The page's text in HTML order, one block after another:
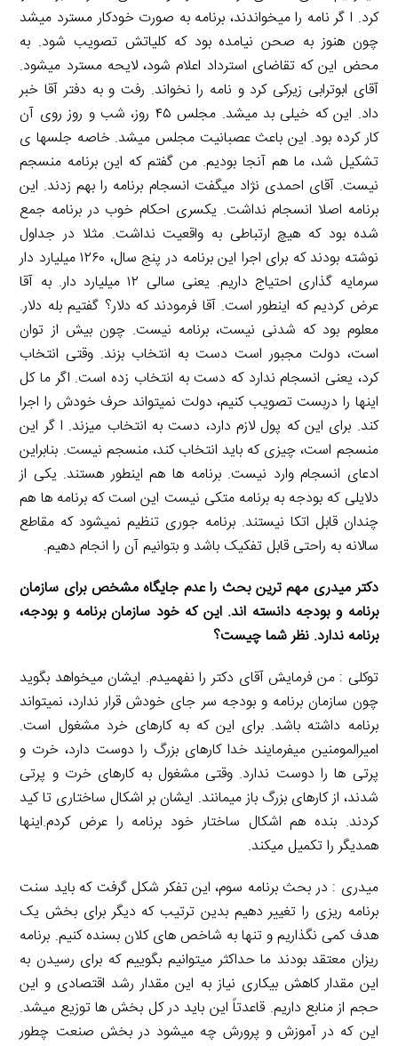
کرد. ا گر نامه را میخواندند، برنامه به صورت خودکار مسترد میشد
چون هنوز به صحن نیامده بود که کلیاتش تصویب شود. به
محض این که تقاضای استرداد اعلام شود، لایحه مسترد میشود.
آقای ابوترابی زیرکی کرد و نامه را نخواند. رفت و به دفتر آقا خبر
داد. این که خیلی بد میشد. مجلس ۴۵ روز، شب و روز روی آن
کار کرده بود. این باعث عصبانیت مجلس میشد. خاصه جلسها ی
تشکیل شد، ما هم آنجا بودیم. من گفتم که این برنامه منسجم
نیست. آقای احمدی نژاد میگفت انسجام برنامه را بهم زدند. این
برنامه اصلا انسجام نداشت. یکسری احکام خوب در برنامه جمع
شده بود که هیچ ارتباطی به واقعیت نداشت. مثلا در جداول
نوشته بودند که برای اجرا این برنامه در پنج سال، ۱۲۶۰ میلیارد دار
سرمایه گذاری احتیاج داریم. یعنی سالی ۱۲ میلیارد دار. به آقا
عرض کردیم که اینطور است. آقا فرمودند که دلار؟ گفتیم بله دلار.
معلوم بود که شدنی نیست، برنامه نیست. چون بیش از توان
است، دولت مجبور است دست به انتخاب بزند. وقتی انتخاب
کرد، یعنی انسجام ندارد که دست به انتخاب زده است. اگر ما کل
اینها را دربست تصویب کنیم، دولت نمیتواند حرف خودش را اجرا
کند. برای این که پول لازم دارد، دست به انتخاب میزند. ا گر این
منسجم است، چیزی که باید انتخاب کند، منسجم نیست. بنابراین
ادعای انسجام وارد نیست. برنامه ها هم اینطور هستند. یکی از
دلایلی که بودجه به برنامه متکی نیست این است که برنامه ها هم
چندان قابل اتکا نیستند. برنامه جوری تنظیم نمیشود که مقاطع
سالانه به راحتی قابل تفکیک باشد و بتوانیم آن را انجام دهیم.
دکتر میدری مهم ترین بحث را عدم جایگاه مشخص برای سازمان
برنامه و بودجه دانسته اند. این که خود سازمان برنامه و بودجه،
برنامه ندارد. نظر شما چیست؟
توکلی : من فرمایش آقای دکتر را نفهمیدم. ایشان میخواهد بگوید
چون سازمان برنامه و بودجه سر جای خودش قرار ندارد، نمیتواند
برنامه داشته باشد. برای این که به کارهای خرد مشغول است.
امیرالمومنین میفرمایند خدا کارهای بزرگ را دوست دارد، خرت و
پرتی ها را دوست ندارد. وقتی مشغول به کارهای خرت و پرتی
شدند، از کارهای بزرگ باز میمانند. ایشان بر اشکال ساختاری تا کید
کردند. بنده هم اشکال ساختار خود برنامه را عرض کردم.اینها
همدیگر را تکمیل میکند.
میدری : در بحث برنامه سوم، این تفکر شکل گرفت که باید سنت
برنامه ریزی را تغییر دهیم بدین ترتیب که دیگر برای بخش یک
هدف کمی نگذاریم و تنها به شاخص های کلان بسنده کنیم. برنامه
ریزان معتقد بودند ما حداکثر میتوانیم بگوییم که برای رسیدن به
این مقدار کاهش بیکاری نیاز به این مقدار رشد اقتصادی و این
حجم از منابع داریم. قاعدتاً این باید در کل بخش ها توزیع میشد.
این که در آموزش و پرورش چه میشود در بخش صنعت چطور